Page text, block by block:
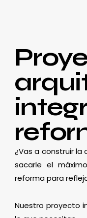
¿Vas a construir la
sacarle el
reforma para
Nuestro proyecto